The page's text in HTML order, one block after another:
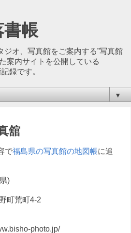
書帳
ジオ、写真館をご案内する”写真館
案内サイトを公開している
録です。
▼
舘
で福島県の写真館の地図帳に追
)
町荒町4-2
photo.jp/